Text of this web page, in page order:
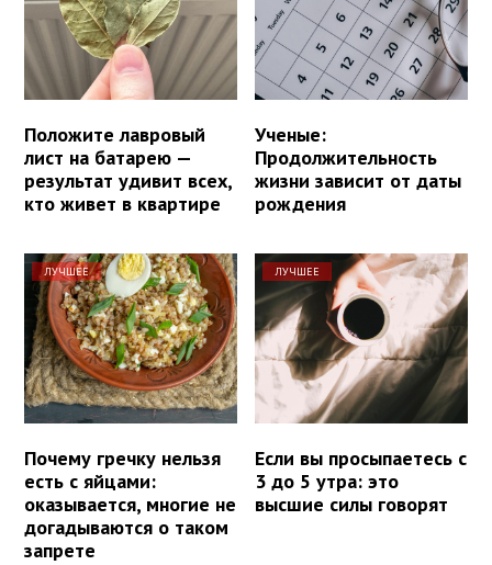
Положите лавровый
лист на батарею —
результат удивит всех,
кто живет в квартире
Ученые:
Продолжительность
жизни зависит от даты
рождения
ЛУЧШЕЕ
Почему гречку нельзя
есть с яйцами:
оказывается, многие не
догадываются о таком
запрете
ЛУЧШЕЕ
Если вы просыпаетесь с
3 до 5 утра: это
высшие силы говорят